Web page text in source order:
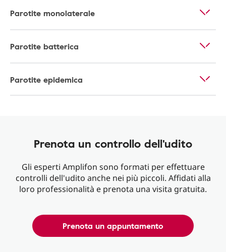
Parotite monolaterale
Parotite batterica
Parotite epidemica
Prenota un controllo dell'udito
Gli esperti Amplifon sono formati per effettuare
controlli dell'udito anche nei più piccoli. Affidati alla
loro professionalità e prenota una visita gratuita.
Prenota un appuntamento